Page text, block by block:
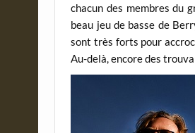
chacun des membres du
beau jeu de basse de
sont très forts pour
Au-delà, encore des